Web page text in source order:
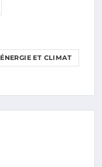
ÉNERGIE ET CLIMAT